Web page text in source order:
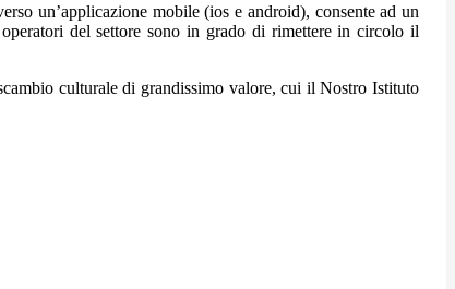
un’applicazione mobile (ios e android), consente ad un
del settore sono in grado di rimettere in circolo il
culturale di grandissimo valore, cui il Nostro Istituto